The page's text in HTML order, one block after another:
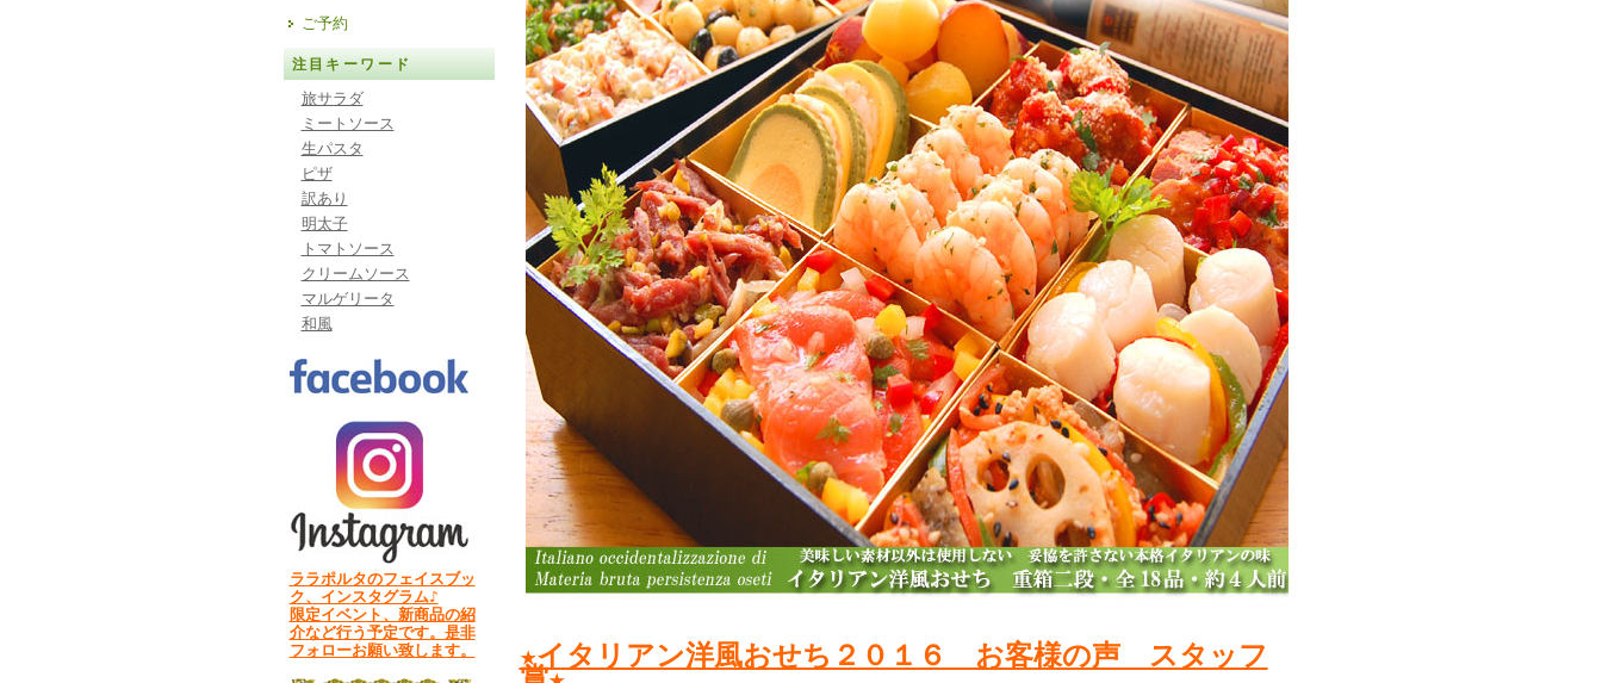
ご予約
注目キーワード
旅サラダ
ミートソース
生パスタ
ピザ
訳あり
明太子
トマトソース
クリームソース
マルゲリータ
和風
ララポルタのフェイスブッ
ク、インスタグラム♪
限定イベント、新商品の紹
介など行う予定です。是非
フォローお願い致します。
★イタリアン洋風おせち２０１６ お客様の声 スタッフ